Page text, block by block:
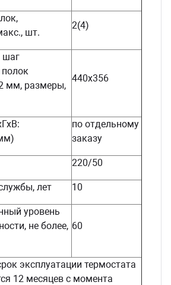
шт.
2(4)
шаг
мм, размеры,
440х356
по отдельному
заказу
220/50
лет 10
уровень
не более, 60
эксплуатации термостата
12 месяцев с момента